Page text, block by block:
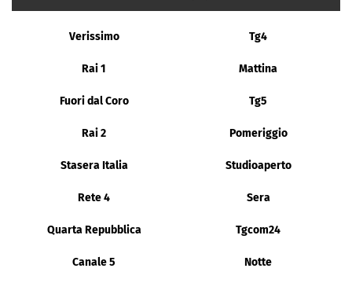
Verissimo Tg4
Rai 1 Mattina
Fuori dal Coro Tg5
Rai 2 Pomeriggio
Stasera Italia Studioaperto
Rete 4 Sera
Quarta Repubblica Tgcom24
Canale 5 Notte